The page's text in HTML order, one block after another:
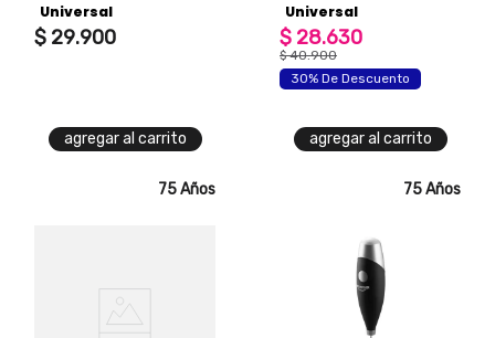
black
Universal
$ 29.900
agregar al carrito
Universal
$ 28.630
$ 40.900
30% De Descuento
agregar al carrito
75 Años 75 Años